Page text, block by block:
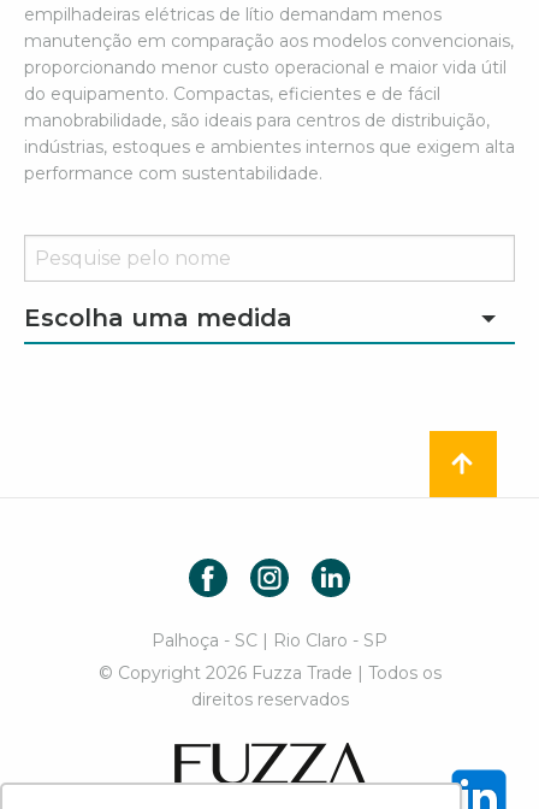
empilhadeiras elétricas de lítio demandam menos
manutenção em comparação aos modelos convencionais,
proporcionando menor custo operacional e maior vida útil
do equipamento. Compactas, eficientes e de fácil
manobrabilidade, são ideais para centros de distribuição,
indústrias, estoques e ambientes internos que exigem alta
performance com sustentabilidade.
Escolha uma medida
Palhoça - SC | Rio Claro - SP
© Copyright 2026 Fuzza Trade | Todos os
direitos reservados
FacebookInstagram